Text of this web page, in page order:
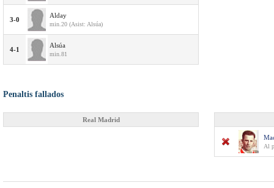
3-0
Alday
min.20 (Asist: Alsúa)
4-1
Alsúa
min.81
Penaltis fallados
Real Madrid
Al